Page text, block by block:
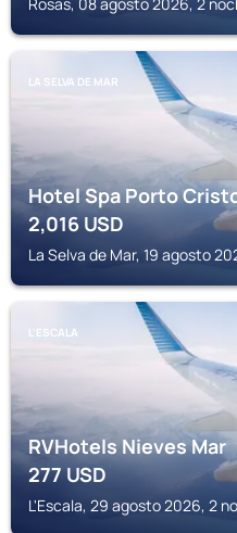
LA SELVA DE MAR
Hotel Spa Porto
2,016USD
La Selva de Mar, 19 agosto
L'ESCALA
RVHotels Nieves Mar
277USD
L'Escala, 29 agosto 2026, 2